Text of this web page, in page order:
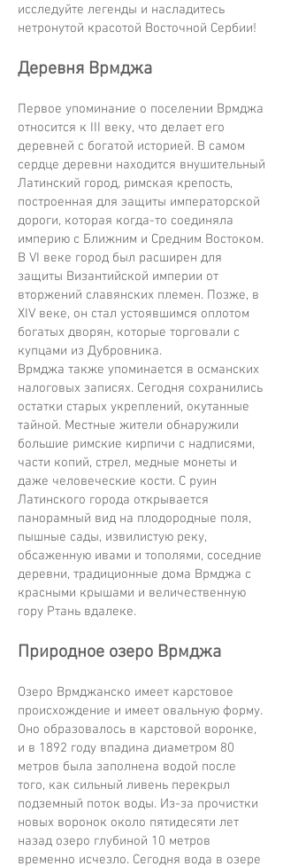
исследуйте легенды и насладитесь
нетронутой красотой Восточной Сербии!
Деревня Врмджа
Первое упоминание о поселении Врмджа
относится к III веку, что делает его
деревней с богатой историей. В самом
сердце деревни находится внушительный
Латинский город, римская крепость,
построенная для защиты императорской
дороги, которая когда-то соединяла
империю с Ближним и Средним Востоком.
В VI веке город был расширен для
защиты Византийской империи от
вторжений славянских племен. Позже, в
XIV веке, он стал устоявшимся оплотом
богатых дворян, которые торговали с
купцами из Дубровника.
Врмджа также упоминается в османских
налоговых записях. Сегодня сохранились
остатки старых укреплений, окутанные
тайной. Местные жители обнаружили
большие римские кирпичи с надписями,
части копий, стрел, медные монеты и
даже человеческие кости. С руин
Латинского города открывается
панорамный вид на плодородные поля,
пышные сады, извилистую реку,
обсаженную ивами и тополями, соседние
деревни, традиционные дома Врмджа с
красными крышами и величественную
гору Ртань вдалеке.
Природное озеро Врмджа
Озеро Врмджанско имеет карстовое
происхождение и имеет овальную форму.
Оно образовалось в карстовой воронке,
и в 1892 году впадина диаметром 80
метров была заполнена водой после
того, как сильный ливень перекрыл
подземный поток воды. Из-за прочистки
новых воронок около пятидесяти лет
назад озеро глубиной 10 метров
временно исчезло. Сегодня вода в озере